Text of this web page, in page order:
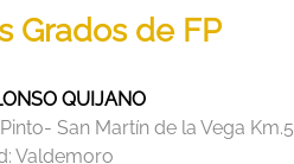
Grados de FP
QUIJANO
San Martín de la Vega Km.5
Valdemoro